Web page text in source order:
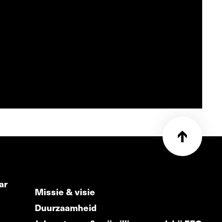
Missie & visie
Duurzaamheid